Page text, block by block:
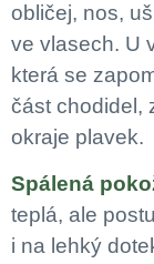
obličej, nos,
ve vlasech. U
která se
část chodidel,
okraje plavek.
Spálená
teplá, ale
i na lehký